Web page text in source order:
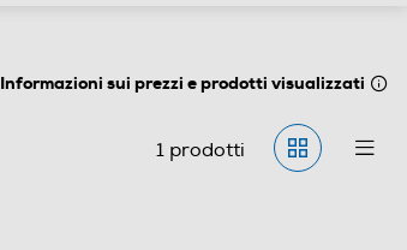
Informazioni sui prezzi e prodotti visualizzati
1prodotti